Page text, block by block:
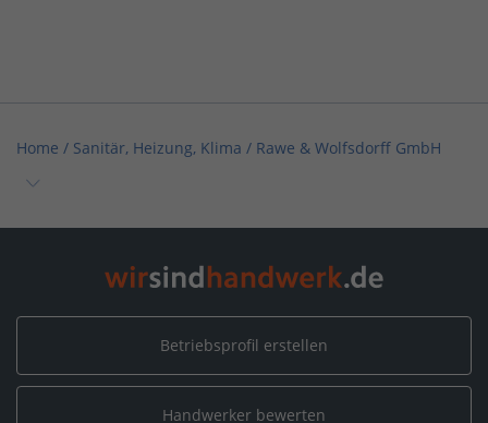
Home / Sanitär, Heizung, Klima / Rawe & Wolfsdorff GmbH
Home / Sanitär, Heizung, Klima / Installation & Heizungsbau /
Rawe & Wolfsdorff GmbH
Rawe & Wolfsdorff GmbH
Home / Fliesen-, Platten- & Mosaik / Rawe & Wolfsdorff GmbH
Betriebsprofil erstellen
Handwerker bewerten